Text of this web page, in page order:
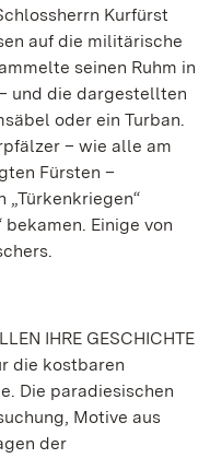
Kurfürst
auf die militärische
seinen Ruhm in
und die dargestellten
oder ein Turban.
– wie alle am
Fürsten –
Einige von
IHRE GESCHICHTE
die kostbaren
Die paradiesischen
Motive aus
der